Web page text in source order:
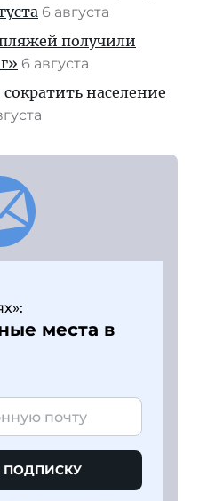
6 августа
получили
6 августа
население
места в